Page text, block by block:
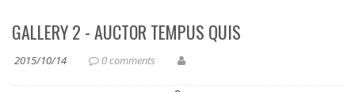
GALLERY 2 - AUCTOR TEMPUS QUIS
2015/10/14 0 comments